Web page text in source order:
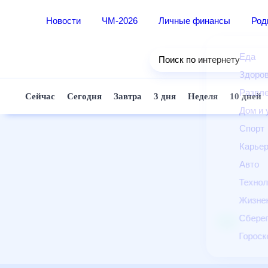
Новости ЧМ-2026 Личные финансы
Еда
Дом
Спорт
Авто
Поиск по интернету
Сейчас Сегодня Завтра 3 дня Неделя 10